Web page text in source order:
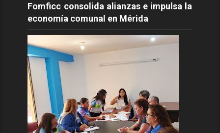
Fomficc consolida alianzas e impulsa la
economía comunal en Mérida